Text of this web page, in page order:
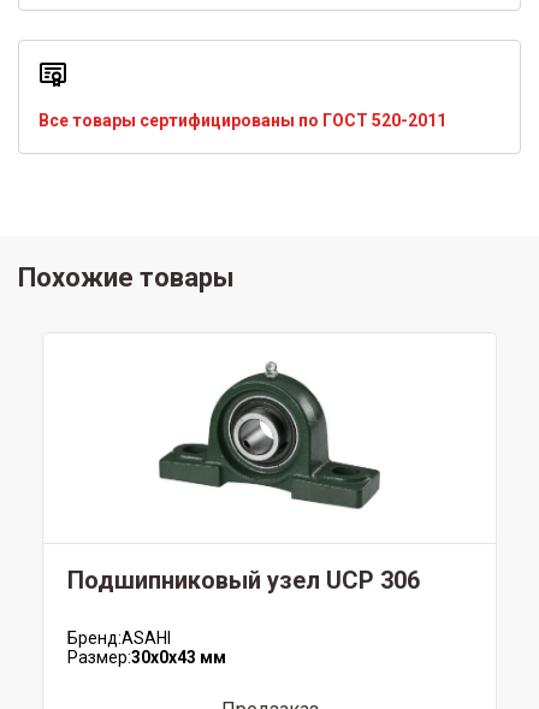
Все товары сертифицированы по ГОСТ 520-2011
Похожие товары
Подшипниковый узел UCP 306
Бренд:ASAHI
Размер:30x0x43 мм